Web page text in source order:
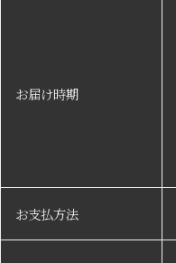
お届け時期
お支払方法